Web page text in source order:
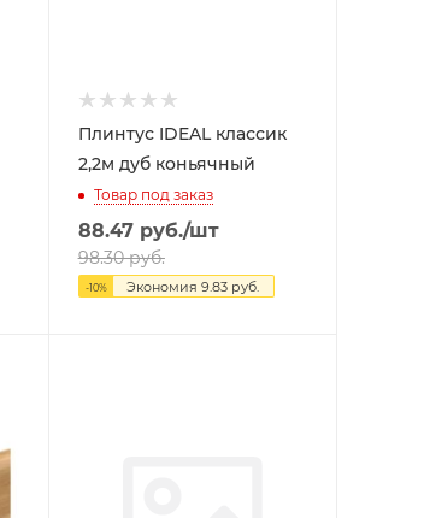
Плинтус IDEAL классик
2,2м дуб коньячный
Товар под заказ
88.47руб./шт
98.30руб.
-10% Экономия 9.83руб.